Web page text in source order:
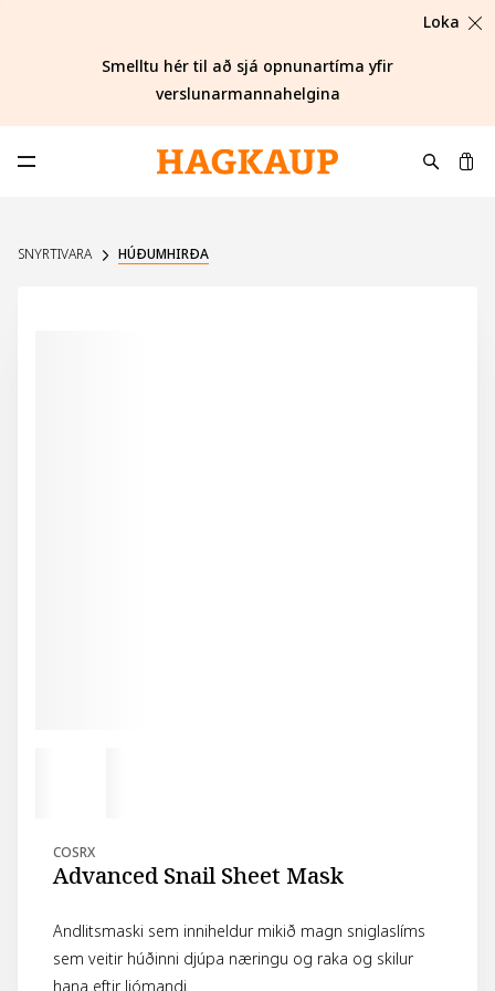
Loka
Smelltu hér til að sjá opnunartíma yfir
verslunarmannahelgina
Opna aðalvalmynd
SNYRTIVARA HÚÐUMHIRÐA
COSRX
Advanced Snail Sheet Mask
Andlitsmaski sem inniheldur mikið magn sniglaslíms
sem veitir húðinni djúpa næringu og raka og skilur